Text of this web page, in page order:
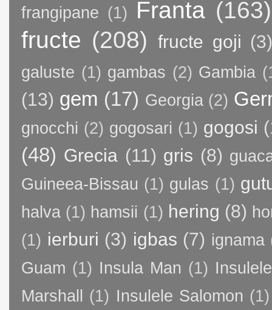
frangipane (1) Franta (163)
fructe (208) fructe goji (3)
galuste (1) gambas (2) Gambia
(13) gem (17) Georgia (2)
gnocchi (2) gogosari (1) gogosi
(48) Grecia (11) gris (8)
Guineea-Bissau (1) gulas (1)
halva (1) hamsii (1) hering (8)
(1) ierburi (3) igbas (7) ignama
Guam (1) Insula Man (1)
Marshall
(1) Insulele Salomon (1)